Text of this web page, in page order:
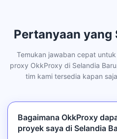
Pertanyaan yang
Temukan jawaban cepat
proxy OkkProxy di Selandia
tim kami tersedia kapan
Bagaimana OkkProxy
proyek saya di Selandia